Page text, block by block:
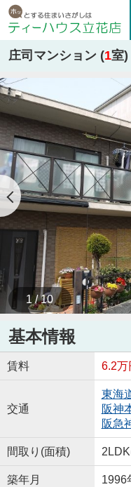
庄司マンション (1室)
1 / 10
基本情報
賃料 6.2万
交通
東海
阪神
阪急
間取り(面積)
築年月 1996